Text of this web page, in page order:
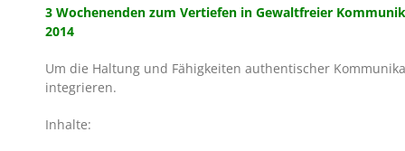
3 Wochenenden zum Vertiefen in Gewaltfreier
2014
Um die Haltung und Fähigkeiten authentischer
integrieren.
Inhalte: